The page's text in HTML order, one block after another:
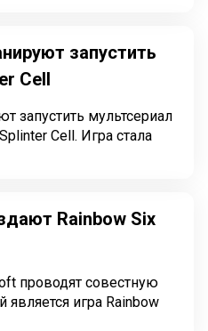
запустить
Cell
запустить мультсериал
Cell. Игра стала
Rainbow Six
проводят совестную
игра Rainbow